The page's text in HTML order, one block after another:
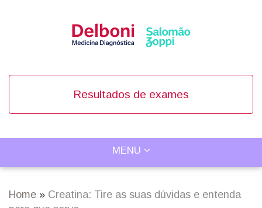
Resultados de exames
TOGGLE
MENU
Home
Creatina: Tire as suas dúvidas e entenda